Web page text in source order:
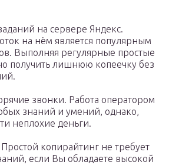
на сервере Яндекс.
на нём является популярным
Выполняя регулярные простые
получить лишнюю копеечку без
звонки. Работа оператором
знаний и умений, однако,
неплохие деньги.
копирайтинг не требует
если Вы обладаете высокой